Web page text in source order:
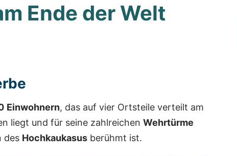
Ende der Welt
Einwohnern, das auf vier Ortsteile verteilt am
liegt und für seine zahlreichen Wehrtürme
des Hochkaukasus berühmt ist.